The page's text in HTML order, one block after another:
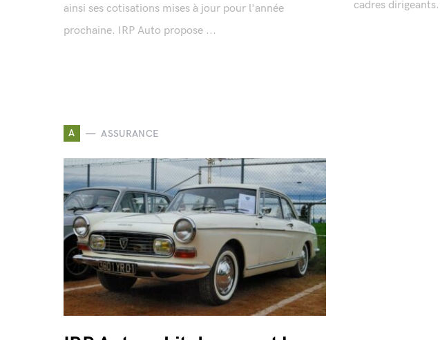
ainsi ses cotisations mises à jour pour l'année
prochaine. IRP Auto propose ...
cadres
A ASSURANCE